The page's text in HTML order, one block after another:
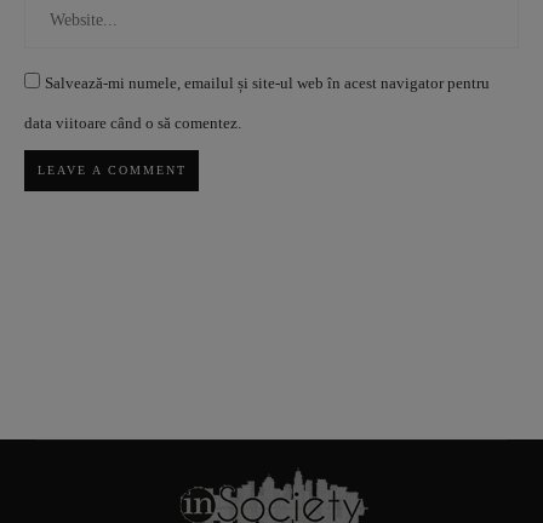
Salvează-mi numele, emailul și site-ul web în acest navigator pentru
data viitoare când o să comentez.